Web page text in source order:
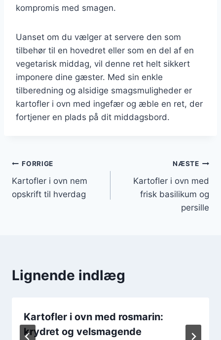
kompromis med smagen.
Uanset om du vælger at servere den som
tilbehør til en hovedret eller som en del af en
vegetarisk middag, vil denne ret helt sikkert
imponere dine gæster. Med sin enkle
tilberedning og alsidige smagsmuligheder er
kartofler i ovn med ingefær og æble en ret, der
fortjener en plads på dit middagsbord.
Indlægsnavigation
FORRIGE
Kartofler i ovn nem
opskrift til hverdag
NÆSTE
Kartofler i ovn med
frisk basilikum og
persille
Lignende indlæg
Kartofler i ovn med rosmarin:
krydret og velsmagende